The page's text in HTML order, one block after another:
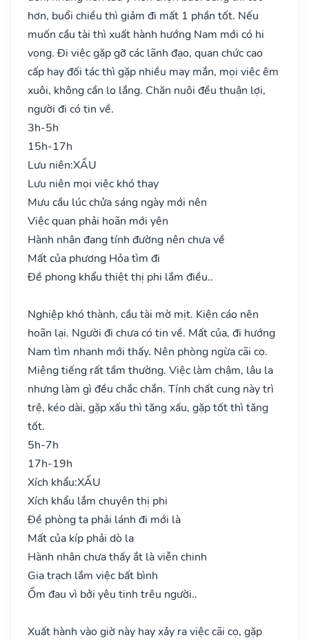
hơn, buổi chiều thì giảm đi mất 1 phần tốt. Nếu
muốn cầu tài thì xuất hành hướng Nam mới có hi
vọng. Đi việc gặp gỡ các lãnh đạo, quan chức cao
cấp hay đối tác thì gặp nhiều may mắn, mọi việc êm
xuôi, không cần lo lắng. Chăn nuôi đều thuận lợi,
người đi có tin về.
3h-5h
15h-17h
Lưu niên:XẤU
Lưu niên mọi việc khó thay
Mưu cầu lúc chửa sáng ngày mới nên
Việc quan phải hoãn mới yên
Hành nhân đang tính đường nên chưa về
Mất của phương Hỏa tìm đi
Đề phong khẩu thiệt thị phi lắm điều..
Nghiệp khó thành, cầu tài mờ mịt. Kiện cáo nên
hoãn lại. Người đi chưa có tin về. Mất của, đi hướng
Nam tìm nhanh mới thấy. Nên phòng ngừa cãi cọ.
Miệng tiếng rất tầm thường. Việc làm chậm, lâu la
nhưng làm gì đều chắc chắn. Tính chất cung này trì
trệ, kéo dài, gặp xấu thì tăng xấu, gặp tốt thì tăng
tốt.
5h-7h
17h-19h
Xích khẩu:XẤU
Xích khẩu lắm chuyên thị phi
Đề phòng ta phải lánh đi mới là
Mất của kíp phải dò la
Hành nhân chưa thấy ắt là viễn chinh
Gia trạch lắm việc bất bình
Ốm đau vì bởi yêu tinh trêu người..
Xuất hành vào giờ này hay xảy ra việc cãi cọ, gặp